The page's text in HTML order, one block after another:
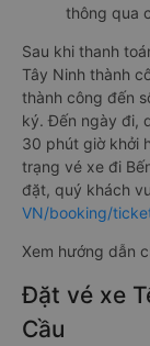
thông qua
Sau khi thanh
Tây Ninh thành
thành công đến
ký. Đến ngày đi,
30 phút giờ khởi
trạng vé xe đi
đặt, quý khách
VN/booking/
Xem hướng dẫn
Đặt vé xe
Cầu